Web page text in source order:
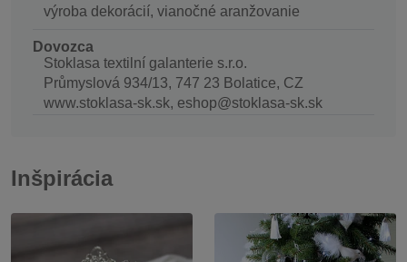
výroba dekorácií, vianočné aranžovanie
Dovozca
Stoklasa textilní galanterie s.r.o.
Průmyslová 934/13, 747 23 Bolatice, CZ
www.stoklasa-sk.sk, eshop@stoklasa-sk.sk
Inšpirácia